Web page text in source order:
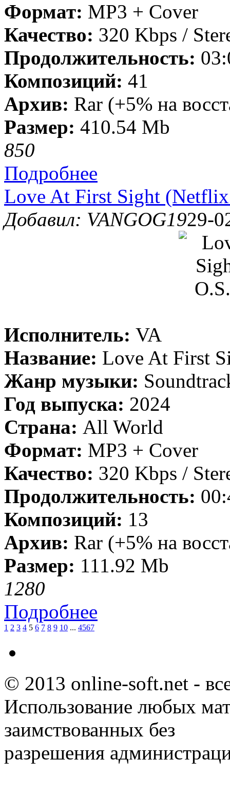
Формат: MP3 + Cover
Качество: 320 Kbps /
Продолжительность:
Композиций: 41
Архив: Rar (+5% на
Размер: 410.54 Mb
850
Подробнее
Love At First Sight
Добавил: VANGOG1929-
Исполнитель: VA
Название: Love At First
Жанр музыки:
Год выпуска: 2024
Страна: All World
Формат: MP3 + Cover
Качество: 320 Kbps /
Продолжительность:
Композиций: 13
Архив: Rar (+5% на
Размер: 111.92 Mb
1280
Подробнее
1 2 3 4 5 6 7 8 9 10 ... 4567
© 2013 online-soft.net -
Использование любых
заимствованных без
разрешения